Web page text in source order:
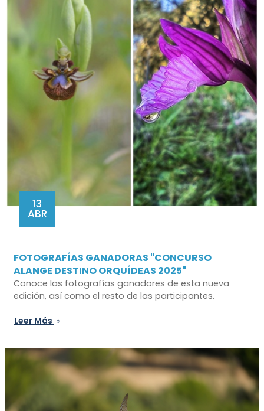
13
ABR
FOTOGRAFÍAS GANADORAS "CONCURSO
ALANGE DESTINO ORQUÍDEAS 2025"
Conoce las fotografías ganadores de esta nueva
edición, así como el resto de las participantes.
Leer Más